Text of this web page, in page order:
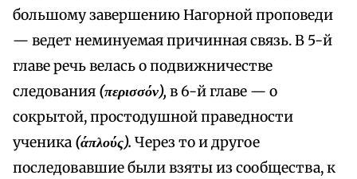
большому завершению Нагорной проповеди
— ведет неминуемая причинная связь. В 5-й
главе речь велась о подвижничестве
следования (περισσόν), в 6-й главе — о
сокрытой, простодушной праведности
ученика (άπλούς). Через то и другое
последовавшие были взяты из сообщества, к